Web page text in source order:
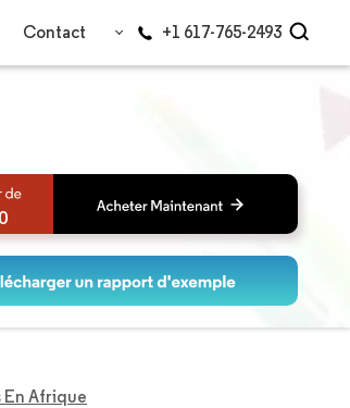
Contact +1 617-765-2493
En Afrique